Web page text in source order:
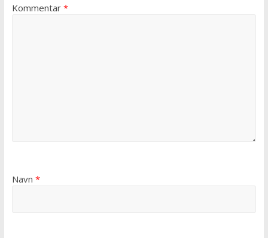
Kommentar *
Navn *